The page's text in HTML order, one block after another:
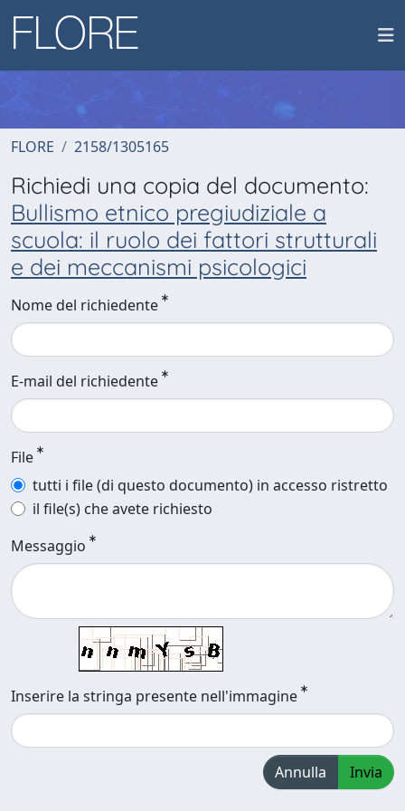
FLORE 2158/1305165
Richiedi una copia del documento:
Bullismo etnico pregiudiziale a
scuola: il ruolo dei fattori strutturali
e dei meccanismi psicologici
Nome del richiedente
E-mail del richiedente
File
tutti i file (di questo documento) in accesso ristretto
il file(s) che avete richiesto
Messaggio
Inserire la stringa presente nell'immagine
Annulla Invia